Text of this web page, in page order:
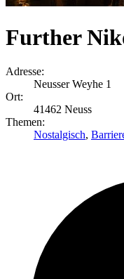
Further
Adresse:
Neusser Weyhe 1
Ort:
41462 Neuss
Themen:
Nostalgisch,